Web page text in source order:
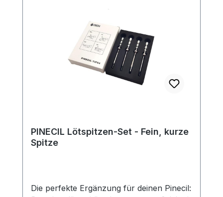
PINECIL Lötspitzen-Set - Fein, kurze
Spitze
Die perfekte Ergänzung für deinen Pinecil: